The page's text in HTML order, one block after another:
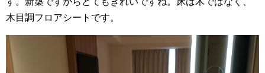
木目調フロアシートです。